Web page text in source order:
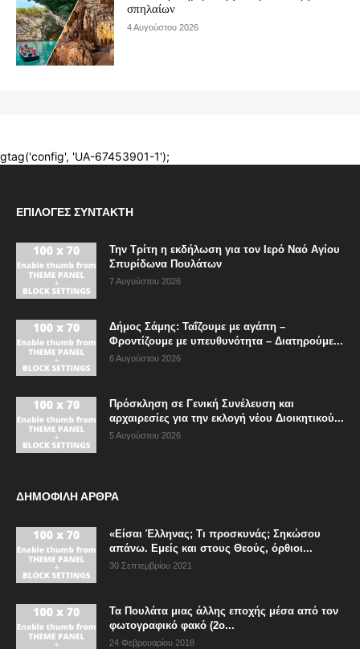
ΕΠΙΛΟΓΈΣ ΣΥΝΤΆΚΤΗ
Την Τρίτη η εκδήλωση για τον Ιερό Ναό Αγίου
Σπυρίδωνα Πουλάτων
7 Αυγούστου 2026
Δήμος Σάμης: Ταΐζουμε με αγάπη –
Φροντίζουμε με υπευθυνότητα – Διατηρούμε...
6 Αυγούστου 2026
Πρόσκληση σε Γενική Συνέλευση και
αρχαιρεσίες για την εκλογή νέου Διοικητικού...
5 Αυγούστου 2026
ΔΗΜΟΦΙΛΗ ΑΡΘΡΑ
«Είσαι Έλληνας; Τι προσκυνάς; Σηκώσου
απάνω. Εμείς και στους Θεούς, όρθιοι...
30 Σεπτεμβρίου 2021
Τα Πουλάτα μιας άλλης εποχής μέσα από τον
φωτογραφικό φακό (2ο...
24 Φεβρουαρίου 2018